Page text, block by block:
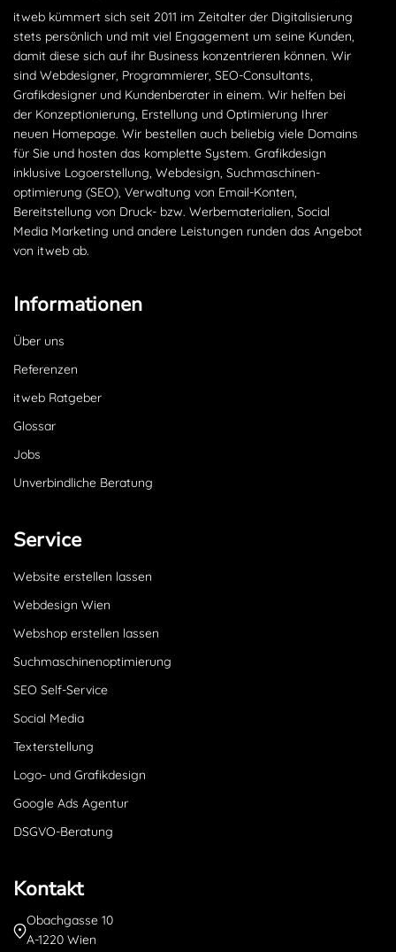
itweb kümmert sich seit 2011 im Zeitalter der Digitalisierung
stets persönlich und mit viel Engagement um seine Kunden,
damit diese sich auf ihr Business konzentrieren können. Wir
sind Webdesigner, Programmierer, SEO-Consultants,
Grafikdesigner und Kundenberater in einem. Wir helfen bei
der Konzeptionierung, Erstellung und Optimierung Ihrer
neuen Homepage. Wir bestellen auch beliebig viele Domains
für Sie und hosten das komplette System. Grafikdesign
inklusive Logoerstellung, Webdesign, Suchmaschinen­
optimierung (SEO), Verwaltung von Email-Konten,
Bereitstellung von Druck- bzw. Werbematerialien, Social
Media Marketing und andere Leistungen runden das Angebot
von itweb ab.
Informationen
Über uns
Referenzen
itweb Ratgeber
Glossar
Jobs
Unverbindliche Beratung
Service
Website erstellen lassen
Webdesign Wien
Webshop erstellen lassen
Suchmaschinenoptimierung
SEO Self-Service
Social Media
Texterstellung
Logo- und Grafikdesign
Google Ads Agentur
DSGVO-Beratung
Kontakt
Obachgasse 10
A-1220 Wien